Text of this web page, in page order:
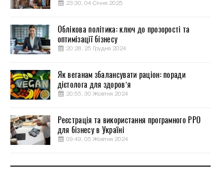
23:30, 04 Січня 2025
Облікова політика: ключ до прозорості та
оптимізації бізнесу
20:28, 25 Грудня 2024
Як веганам збалансувати раціон: поради
дієтолога для здоров’я
20:55, 30 Жовтня 2024
Реєстрація та використання програмного РРО
для бізнесу в Україні
09:49, 05 Жовтня 2024